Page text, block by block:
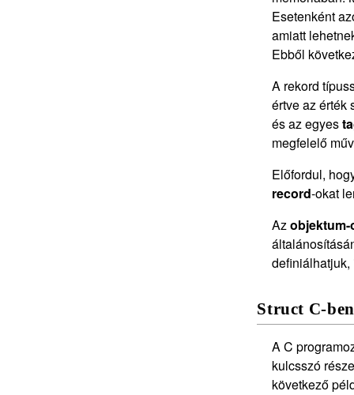
Esetenként
amiatt
Ebből
A rekord
értve az érték
és az egyes
megfelelő
Előfordul,
record-okat
Az
Struct C-ben
A C
kulcsszó
következő